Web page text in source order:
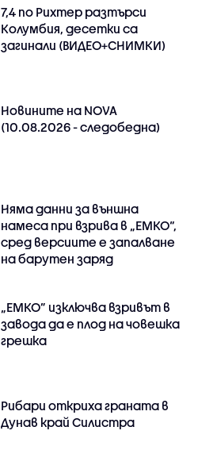
7,4 по Рихтер разтърси
Колумбия, десетки са
загинали (ВИДЕО+СНИМКИ)
Новините на NOVA
(10.08.2026 - следобедна)
Няма данни за външна
намеса при взрива в „ЕМКО“,
сред версиите е запалване
на барутен заряд
„ЕМКО” изключва взривът в
завода да е плод на човешка
грешка
Рибари откриха граната в
Дунав край Силистра